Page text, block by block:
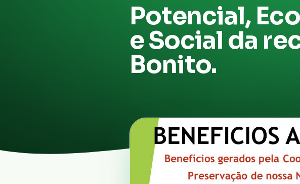
Potencial,
e Social da
Bonito.